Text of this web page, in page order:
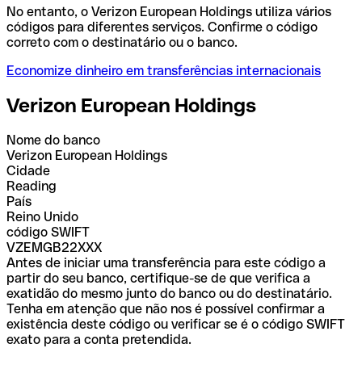
No entanto, o Verizon European Holdings utiliza vários
códigos para diferentes serviços. Confirme o código
correto com o destinatário ou o banco.
Economize dinheiro em transferências internacionais
Verizon European Holdings
Nome do banco
Verizon European Holdings
Cidade
Reading
País
Reino Unido
código SWIFT
VZEMGB22XXX
Antes de iniciar uma transferência para este código a
partir do seu banco, certifique-se de que verifica a
exatidão do mesmo junto do banco ou do destinatário.
Tenha em atenção que não nos é possível confirmar a
existência deste código ou verificar se é o código SWIFT
exato para a conta pretendida.